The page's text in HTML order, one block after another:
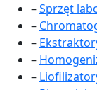
–Sprzęt
–
–
–
–